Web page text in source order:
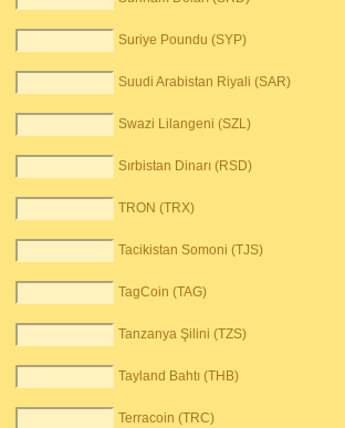
Suriye Poundu (SYP)
Suudi Arabistan Riyali (SAR)
Swazi Lilangeni (SZL)
Sırbistan Dinarı (RSD)
TRON (TRX)
Tacikistan Somoni (TJS)
TagCoin (TAG)
Tanzanya Şilini (TZS)
Tayland Bahtı (THB)
Terracoin (TRC)